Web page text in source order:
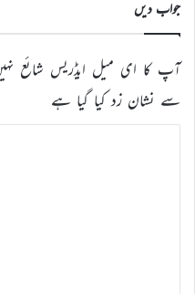
جواب دیں
آپ کا ای میل ایڈریس شائع
سے نشان زد کیا گیا ہے